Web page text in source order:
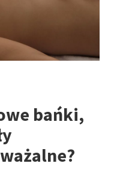
bańki,